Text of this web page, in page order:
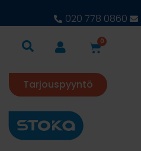
020 778 0860
0
Tarjouspyyntö